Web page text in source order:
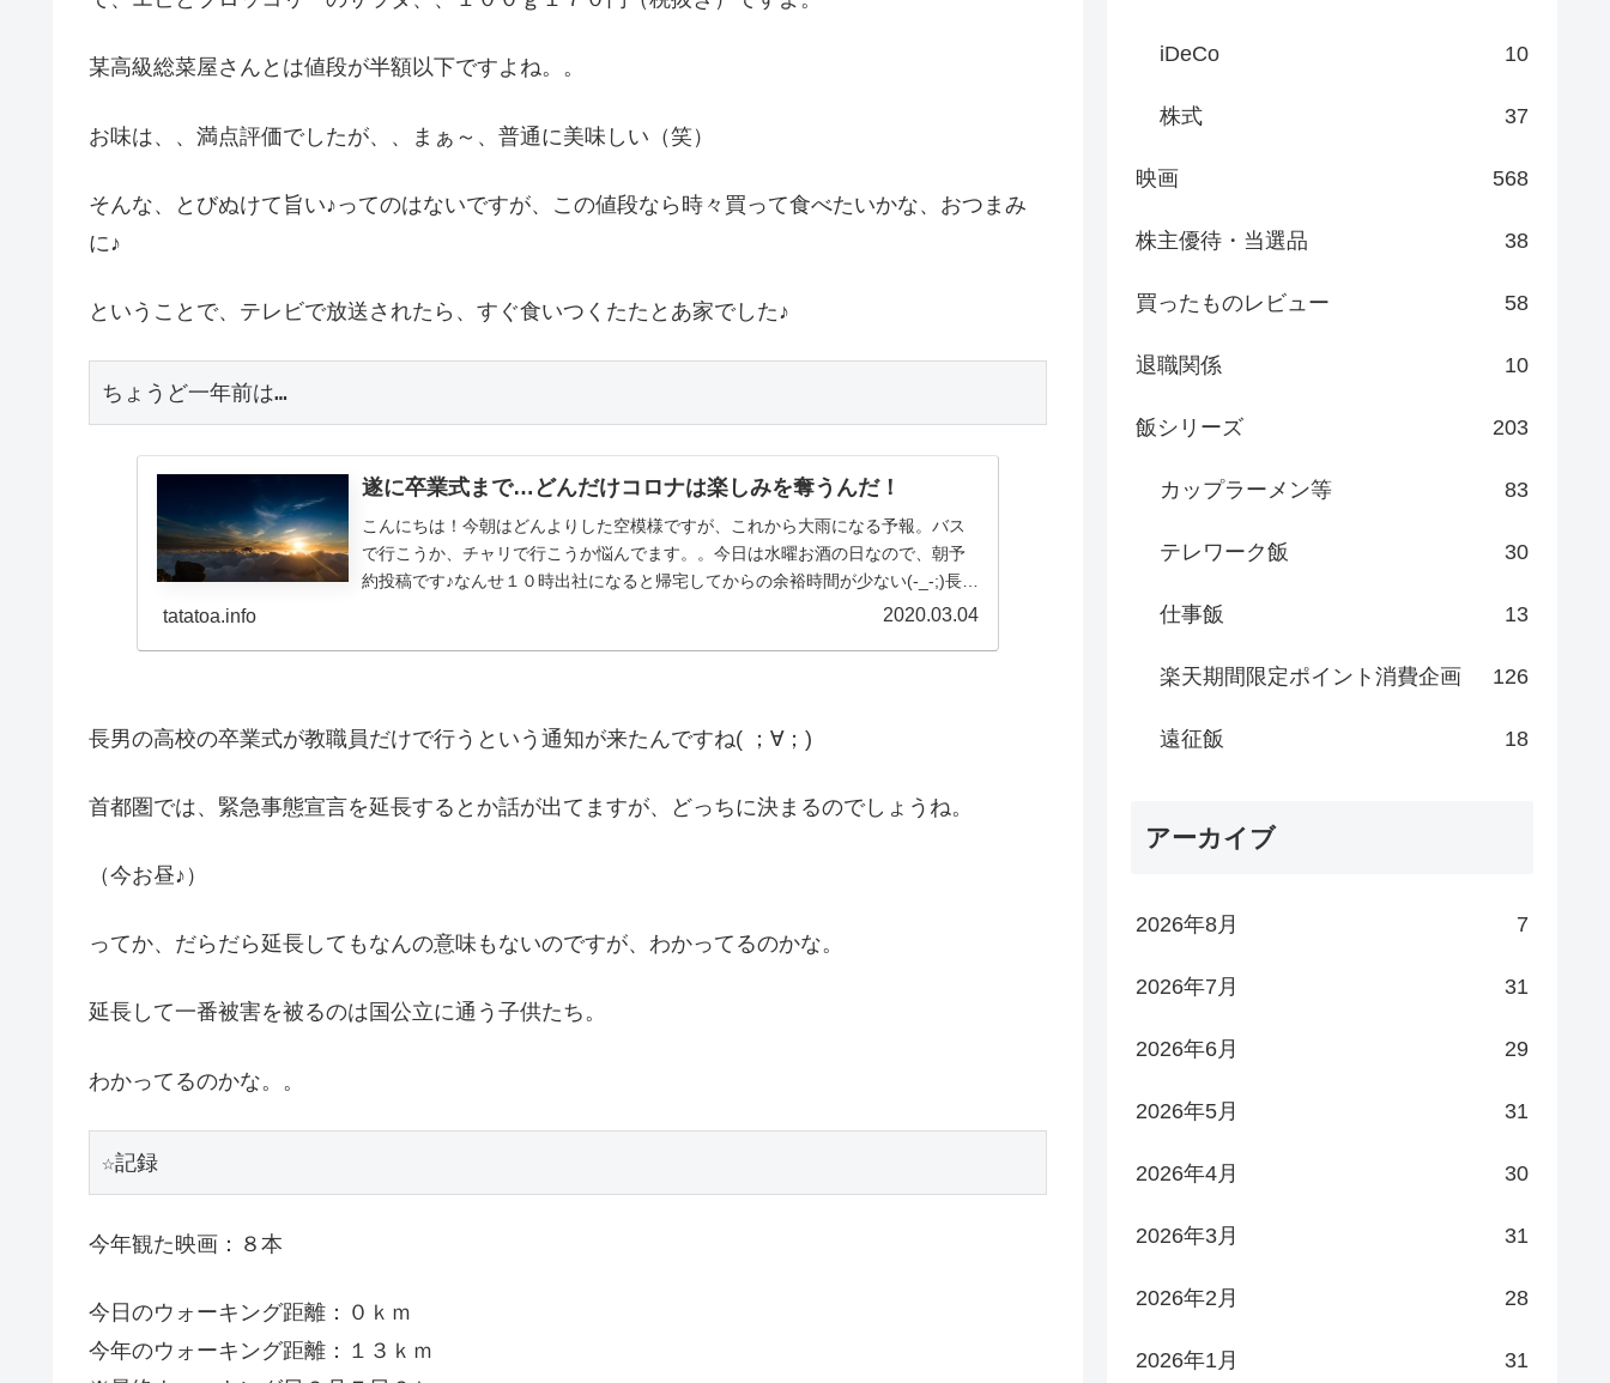
某高級総菜屋さんとは値段が半額以下ですよね。。
お味は、、満点評価でしたが、、まぁ～、普通に美味しい（笑）
そんな、とびぬけて旨い♪ってのはないですが、この値段なら時々買って食べたいかな、おつまみ
に♪
ということで、テレビで放送されたら、すぐ食いつくたたとあ家でした♪
ちょうど一年前は…
遂に卒業式まで…どんだけコロナは楽しみを奪うんだ！
こんにちは！今朝はどんよりした空模様ですが、これから大雨になる予報。バス
で行こうか、チャリで行こうか悩んでます。。今日は水曜お酒の日なので、朝予
約投稿です♪なんせ１０時出社になると帰宅してからの余裕時間が少ない(-_-;)長男
tatatoa.info 2020.03.04
長男の高校の卒業式が教職員だけで行うという通知が来たんですね( ；∀；)
首都圏では、緊急事態宣言を延長するとか話が出てますが、どっちに決まるのでしょうね。
（今お昼♪）
ってか、だらだら延長してもなんの意味もないのですが、わかってるのかな。
延長して一番被害を被るのは国公立に通う子供たち。
わかってるのかな。。
☆記録
今年観た映画：８本
今日のウォーキング距離：０ｋｍ
今年のウォーキング距離：１３ｋｍ
iDeCo 10
株式 37
映画 568
株主優待・当選品 38
買ったものレビュー 58
退職関係 10
飯シリーズ 203
カップラーメン等 83
テレワーク飯 30
仕事飯 13
楽天期間限定ポイント消費企画 126
遠征飯 18
アーカイブ
2026年8月 7
2026年7月 31
2026年6月 29
2026年5月 31
2026年4月 30
2026年3月 31
2026年2月 28
2026年1月 31